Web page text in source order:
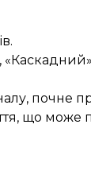
почне
що може